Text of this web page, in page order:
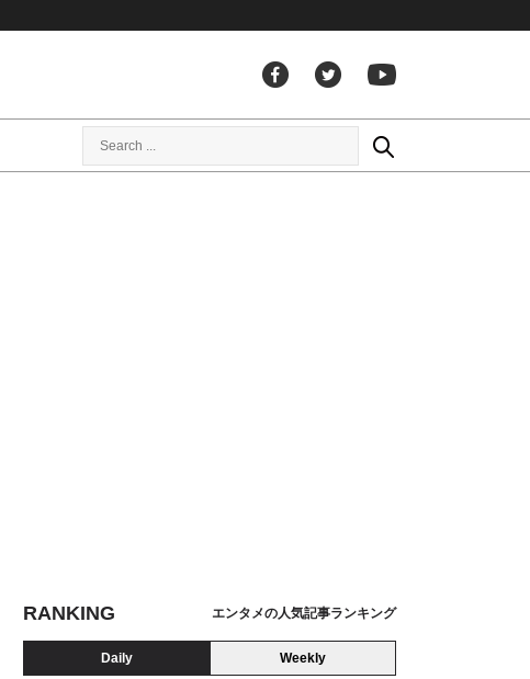
RANKING エンタメの人気記事ランキング
Daily Weekly